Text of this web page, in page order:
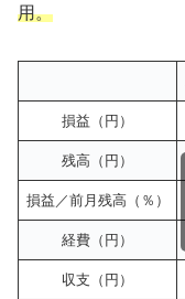
用。
損益（円）
残高（円）
損益／前月残高（％）
経費（円）
収支（円）